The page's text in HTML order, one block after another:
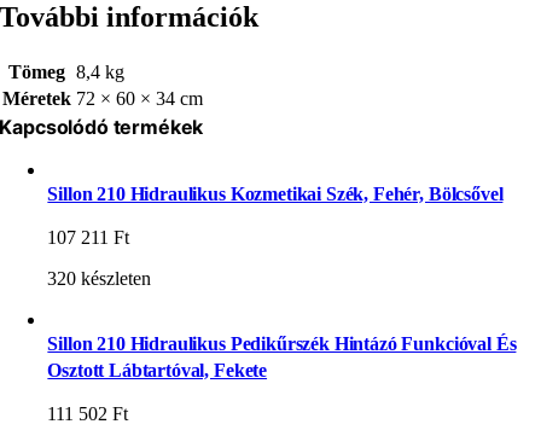
További információk
Tömeg 8,4 kg
Méretek 72 × 60 × 34 cm
Kapcsolódó termékek
Sillon 210 Hidraulikus Kozmetikai Szék, Fehér, Bölcsővel
107 211Ft
320 készleten
Sillon 210 Hidraulikus Pedikűrszék Hintázó Funkcióval És
Osztott Lábtartóval, Fekete
111 502Ft